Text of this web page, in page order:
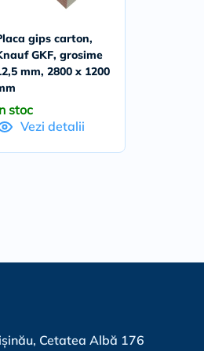
gips carton,
GKF, grosime
mm, 2800 x 1200
stoc
Vezi detalii
Cetatea Albă 176